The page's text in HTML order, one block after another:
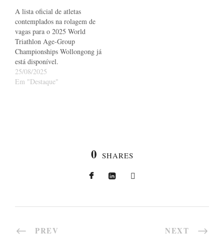
A lista oficial de atletas
contemplados na rolagem de
vagas para o 2025 World
Triathlon Age-Group
Championships Wollongong já
está disponível.
25/08/2025
Em "Destaque"
0 SHARES
PREV NEXT